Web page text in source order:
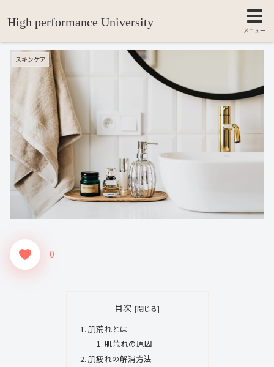
「肌の疲れ」の原因と解消法
スキンケア
0
目次
肌荒れとは
肌荒れの原因
肌疲れの解消方法
High performance University
メニュー